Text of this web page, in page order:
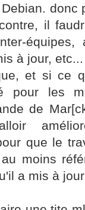
donc
il
à jour, etc...
et si ce
pour les
de
que le
moins
a mis à